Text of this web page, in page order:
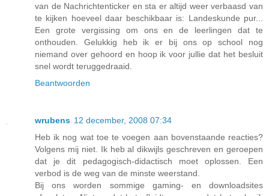
van de Nachrichtenticker en sta er altijd weer verbaasd van
te kijken hoeveel daar beschikbaar is: Landeskunde pur...
Een grote vergissing om ons en de leerlingen dat te
onthouden. Gelukkig heb ik er bij ons op school nog
niemand over gehoord en hoop ik voor jullie dat het besluit
snel wordt teruggedraaid.
Beantwoorden
wrubens 12 december, 2008 07:34
Heb ik nog wat toe te voegen aan bovenstaande reacties?
Volgens mij niet. Ik heb al dikwijls geschreven en geroepen
dat je dit pedagogisch-didactisch moet oplossen. Een
verbod is de weg van de minste weerstand.
Bij ons worden sommige gaming- en downloadsites